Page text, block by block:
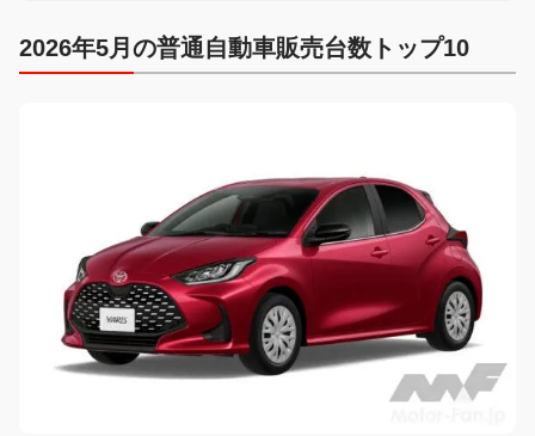
2026年5月の普通自動車販売台数トップ10